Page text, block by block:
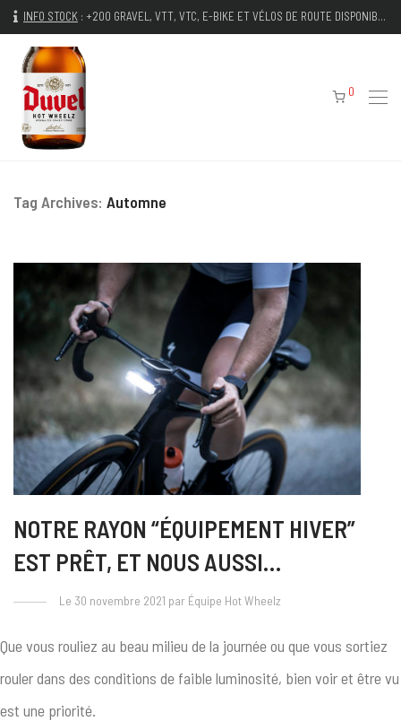
INFO STOCK : +200 GRAVEL, VTT, VTC, E-BIKE ET VÉLOS DE ROUTE DISPONIBLES IMMÉDIATEMENT
0
Tag Archives: Automne
NOTRE RAYON “ÉQUIPEMENT HIVER”
EST PRÊT, ET NOUS AUSSI…
Le 30 novembre 2021 par Équipe Hot Wheelz
Que vous rouliez au beau milieu de la journée ou que vous sortiez
rouler dans des conditions de faible luminosité, bien voir et être vu
est une priorité.